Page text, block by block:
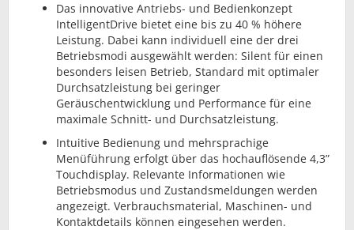
Das innovative Antriebs- und Bedienkonzept
IntelligentDrive bietet eine bis zu 40 % höhere
Leistung. Dabei kann individuell eine der drei
Betriebsmodi ausgewählt werden: Silent für einen
besonders leisen Betrieb, Standard mit optimaler
Durchsatzleistung bei geringer
Geräuschentwicklung und Performance für eine
maximale Schnitt- und Durchsatzleistung.
Intuitive Bedienung und mehrsprachige
Menüführung erfolgt über das hochauflösende 4,3”
Touchdisplay. Relevante Informationen wie
Betriebsmodus und Zustandsmeldungen werden
angezeigt. Verbrauchsmaterial, Maschinen- und
Kontaktdetails können eingesehen werden.